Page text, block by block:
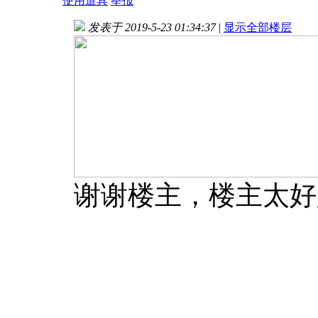
发表于 2019-5-23 01:34:37 | 显示全部楼层
谢谢楼主，楼主太